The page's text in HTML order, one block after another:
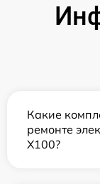
Какие
ремонте
X100?